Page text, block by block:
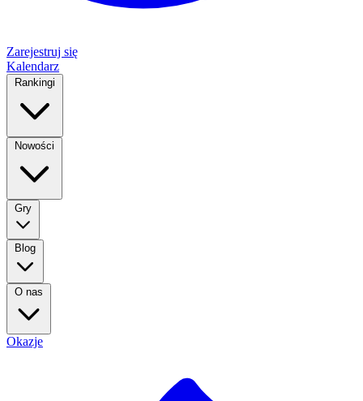
Zarejestruj się
Kalendarz
Rankingi
Nowości
Gry
Blog
O nas
Okazje